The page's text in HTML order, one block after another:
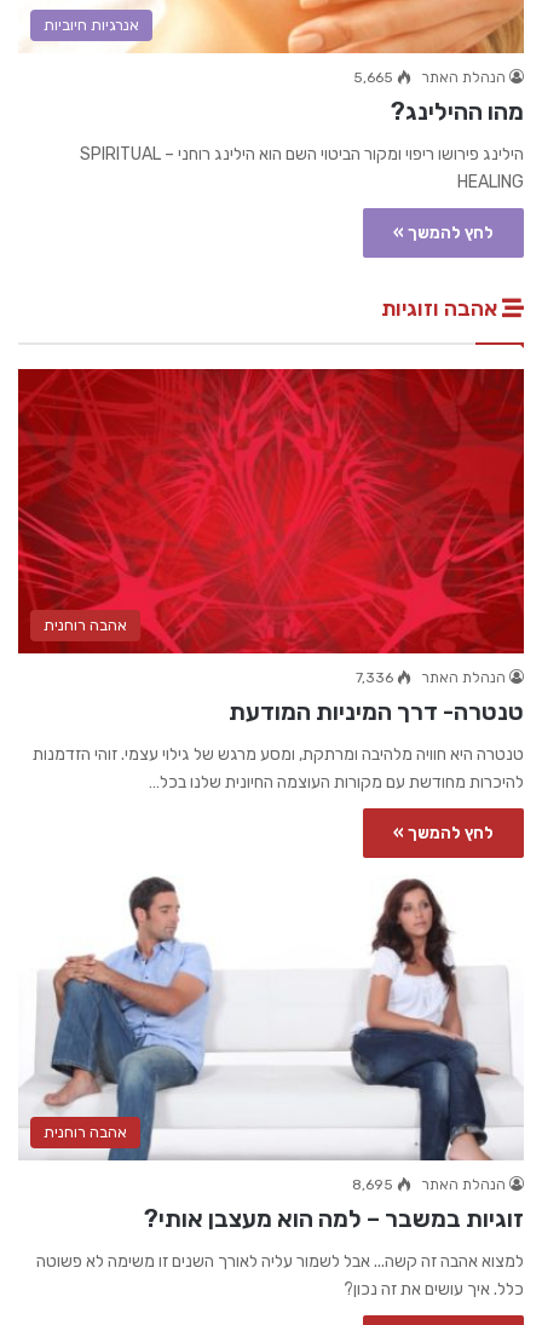
אנרגיות חיוביות
הנהלת האתר 5,665
מהו ההילינג?
הילינג פירושו ריפוי ומקור הביטוי השם הוא הילינג רוחני – SPIRITUAL
HEALING
לחץ להמשך »
אהבה וזוגיות
אהבה רוחנית
הנהלת האתר 7,336
טנטרה- דרך המיניות המודעת
טנטרה היא חוויה מלהיבה ומרתקת, ומסע מרגש של גילוי עצמי. זוהי הזדמנות
להיכרות מחודשת עם מקורות העוצמה החיונית שלנו בכל…
לחץ להמשך »
אהבה רוחנית
הנהלת האתר 8,695
זוגיות במשבר – למה הוא מעצבן אותי?
למצוא אהבה זה קשה... אבל לשמור עליה לאורך השנים זו משימה לא פשוטה
כלל. איך עושים את זה נכון?